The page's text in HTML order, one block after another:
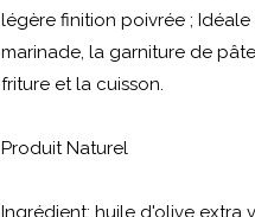
légère finition poivrée ;
marinade, la garniture de
friture et la cuisson.
Produit Naturel
Ingrédient: huile d'olive extra